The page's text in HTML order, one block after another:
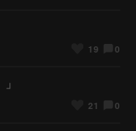
19 0
21 0